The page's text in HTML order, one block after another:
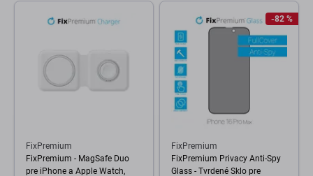
FixPremium
FixPremium - MagSafe Duo
pre iPhone a Apple Watch,
-82 %
FixPremium
FixPremium Privacy Anti-Spy
Glass - Tvrdené Sklo pre